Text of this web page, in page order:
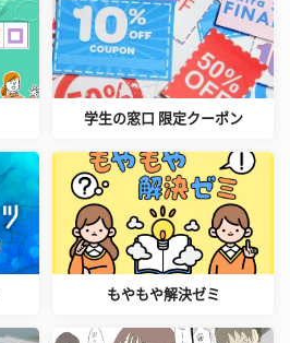
学生の窓口 限定クーポン
もやもや解決ゼミ